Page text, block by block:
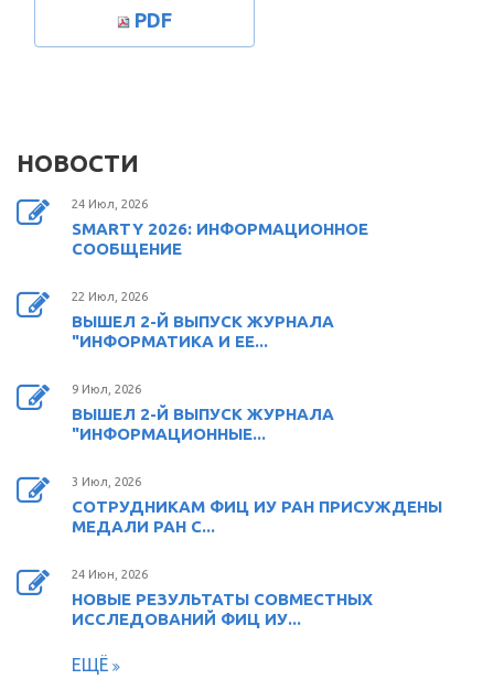
PDF
НОВОСТИ
24 Июл, 2026
SMARTY 2026: ИНФОРМАЦИОННОЕ
СООБЩЕНИЕ
22 Июл, 2026
ВЫШЕЛ 2-Й ВЫПУСК ЖУРНАЛА
"ИНФОРМАТИКА И ЕЕ...
9 Июл, 2026
ВЫШЕЛ 2-Й ВЫПУСК ЖУРНАЛА
"ИНФОРМАЦИОННЫЕ...
3 Июл, 2026
СОТРУДНИКАМ ФИЦ ИУ РАН ПРИСУЖДЕНЫ
МЕДАЛИ РАН С...
24 Июн, 2026
НОВЫЕ РЕЗУЛЬТАТЫ СОВМЕСТНЫХ
ИССЛЕДОВАНИЙ ФИЦ ИУ...
ЕЩЁ